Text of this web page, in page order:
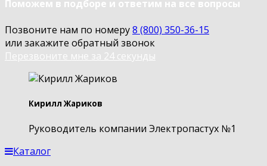
Поможем в подборе и ответим на все вопросы
Позвоните нам по номеру8 (800) 350-36-15
или закажите обратный звонок
Перезвоните мне за 24 секунды
Кирилл Жариков
Руководитель компании Электропастух №1
Каталог